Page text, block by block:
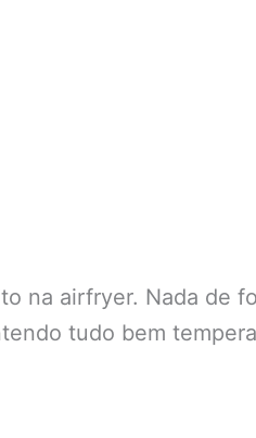
na airfryer. Nada de
tudo bem